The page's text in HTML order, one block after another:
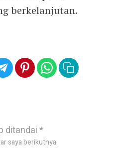
berkelanjutan.
ditandai*
saya berikutnya.